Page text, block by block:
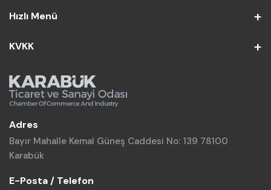
Hızlı Menü
KVKK
Adres
Bayır Mahalle Kemal Güneş Caddesi No: 139 78100
Karabük
E-Posta / Telefon